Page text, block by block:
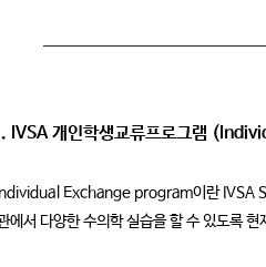
IVSA 개인학생교류프로그램
Exchange program이란 IVSA
에서 다양한 수의학 실습을 할 수 있도록